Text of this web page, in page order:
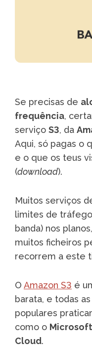
Se precisas de
frequência,
serviço S3, da
Aqui, só pagas o
e o que os teus
(download).
Muitos serviços
limites de
banda) nos
muitos ficheiros
recorrem a este
O Amazon S3 é
barata, e todas
populares
como o
Cloud.